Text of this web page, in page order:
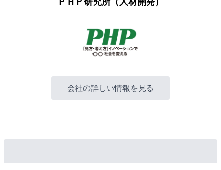
会社の詳しい情報を見る